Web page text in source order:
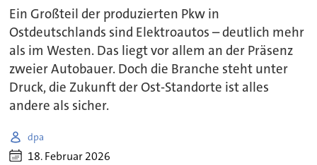
Ein Großteil der produzierten Pkw in
Ostdeutschlands sind Elektroautos – deutlich mehr
als im Westen. Das liegt vor allem an der Präsenz
zweier Autobauer. Doch die Branche steht unter
Druck, die Zukunft der Ost-Standorte ist alles
andere als sicher.
dpa
18. Februar 2026